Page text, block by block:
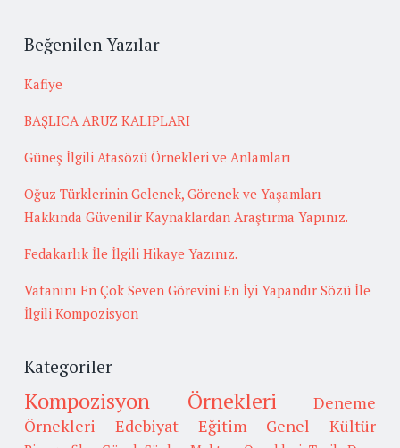
Beğenilen Yazılar
Kafiye
BAŞLICA ARUZ KALIPLARI
Güneş İlgili Atasözü Örnekleri ve Anlamları
Oğuz Türklerinin Gelenek, Görenek ve Yaşamları
Hakkında Güvenilir Kaynaklardan Araştırma Yapınız.
Fedakarlık İle İlgili Hikaye Yazınız.
Vatanını En Çok Seven Görevini En İyi Yapandır Sözü İle
İlgili Kompozisyon
Kategoriler
Kompozisyon Örnekleri
Deneme
Örnekleri
Edebiyat Eğitim Genel Kültür